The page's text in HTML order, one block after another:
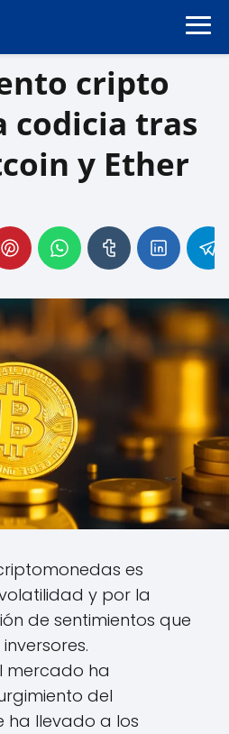
cripto
codicia tras
y Ether
es
y por la
de sentimientos que
mercado ha
del
ha llevado a los